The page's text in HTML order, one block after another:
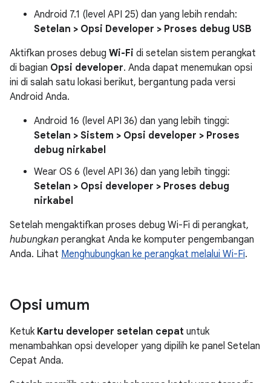
Android 7.1 (level API 25) dan yang lebih rendah:
Setelan > Opsi Developer > Proses debug USB
Aktifkan proses debug Wi-Fi di setelan sistem perangkat
di bagian Opsi developer. Anda dapat menemukan opsi
ini di salah satu lokasi berikut, bergantung pada versi
Android Anda.
Android 16 (level API 36) dan yang lebih tinggi:
Setelan > Sistem > Opsi developer > Proses
debug nirkabel
Wear OS 6 (level API 36) dan yang lebih tinggi:
Setelan > Opsi developer > Proses debug
nirkabel
Setelah mengaktifkan proses debug Wi-Fi di perangkat,
hubungkan perangkat Anda ke komputer pengembangan
Anda. Lihat Menghubungkan ke perangkat melalui Wi-Fi.
Opsi umum
Ketuk Kartu developer setelan cepat untuk
menambahkan opsi developer yang dipilih ke panel Setelan
Cepat Anda.